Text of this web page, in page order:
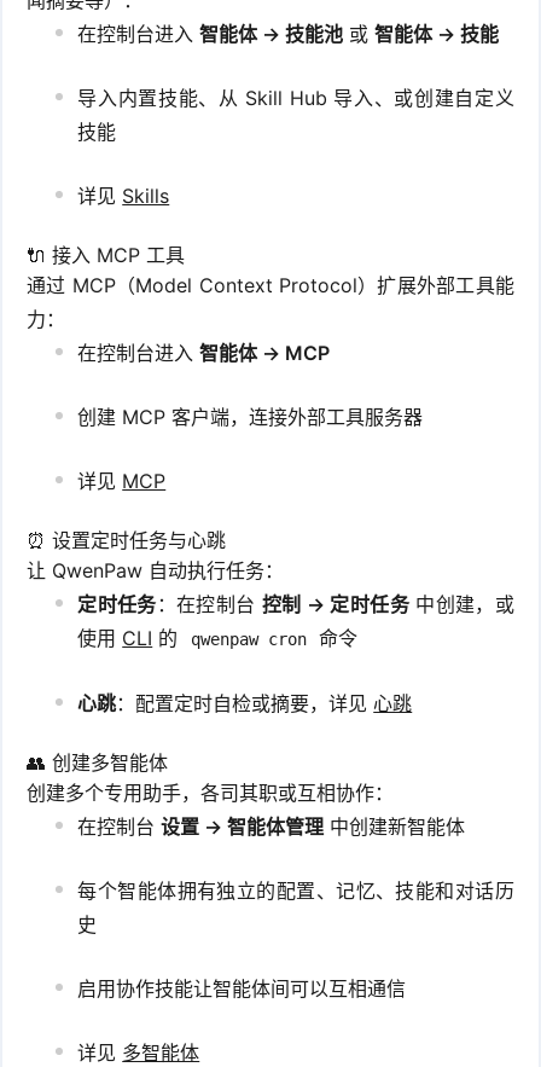
在控制台进入智能体 → 技能池 或智能体 → 技能
导入内置技能、从 Skill Hub 导入、或创建自定义
技能
详见 Skills
🔌 接入 MCP 工具
通过 MCP（Model Context Protocol）扩展外部工具能
力：
在控制台进入智能体 → MCP
创建 MCP 客户端，连接外部工具服务器
详见 MCP
⏰ 设置定时任务与心跳
让 QwenPaw 自动执行任务：
定时任务：在控制台 控制 → 定时任务中创建，或
使用 CLI 的 qwenpaw cron 命令
心跳：配置定时自检或摘要，详见心跳
👥 创建多智能体
创建多个专用助手，各司其职或互相协作：
在控制台设置 → 智能体管理 中创建新智能体
每个智能体拥有独立的配置、记忆、技能和对话历
史
启用协作技能让智能体间可以互相通信
详见 多智能体